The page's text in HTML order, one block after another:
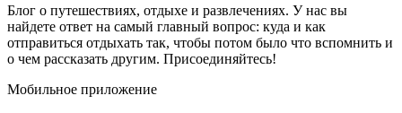
Блог о путешествиях, отдыхе и развлечениях. У нас вы
найдете ответ на самый главный вопрос: куда и как
отправиться отдыхать так, чтобы потом было что вспомнить и
о чем рассказать другим. Присоединяйтесь!
Мобильное приложение